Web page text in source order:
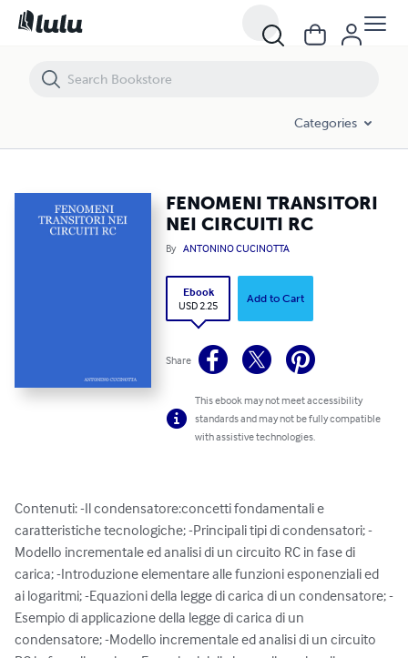
Categories
FENOMENI TRANSITORI
NEI CIRCUITI RC
By ANTONINO CUCINOTTA
Ebook
USD 2.25
Add to Cart
Share
This ebook may not meet accessibility
standards and may not be fully compatible
with assistive technologies.
Contenuti: -Il condensatore:concetti fondamentali e
caratteristiche tecnologiche; -Principali tipi di condensatori; -
Modello incrementale ed analisi di un circuito RC in fase di
carica; -Introduzione elementare alle funzioni esponenziali ed
ai logaritmi; -Equazioni della legge di carica di un condensatore; -
Esempio di applicazione della legge di carica di un
condensatore; -Modello incrementale ed analisi di un circuito
FENOMENI TRANSITORI NEI CIRCUITI RC